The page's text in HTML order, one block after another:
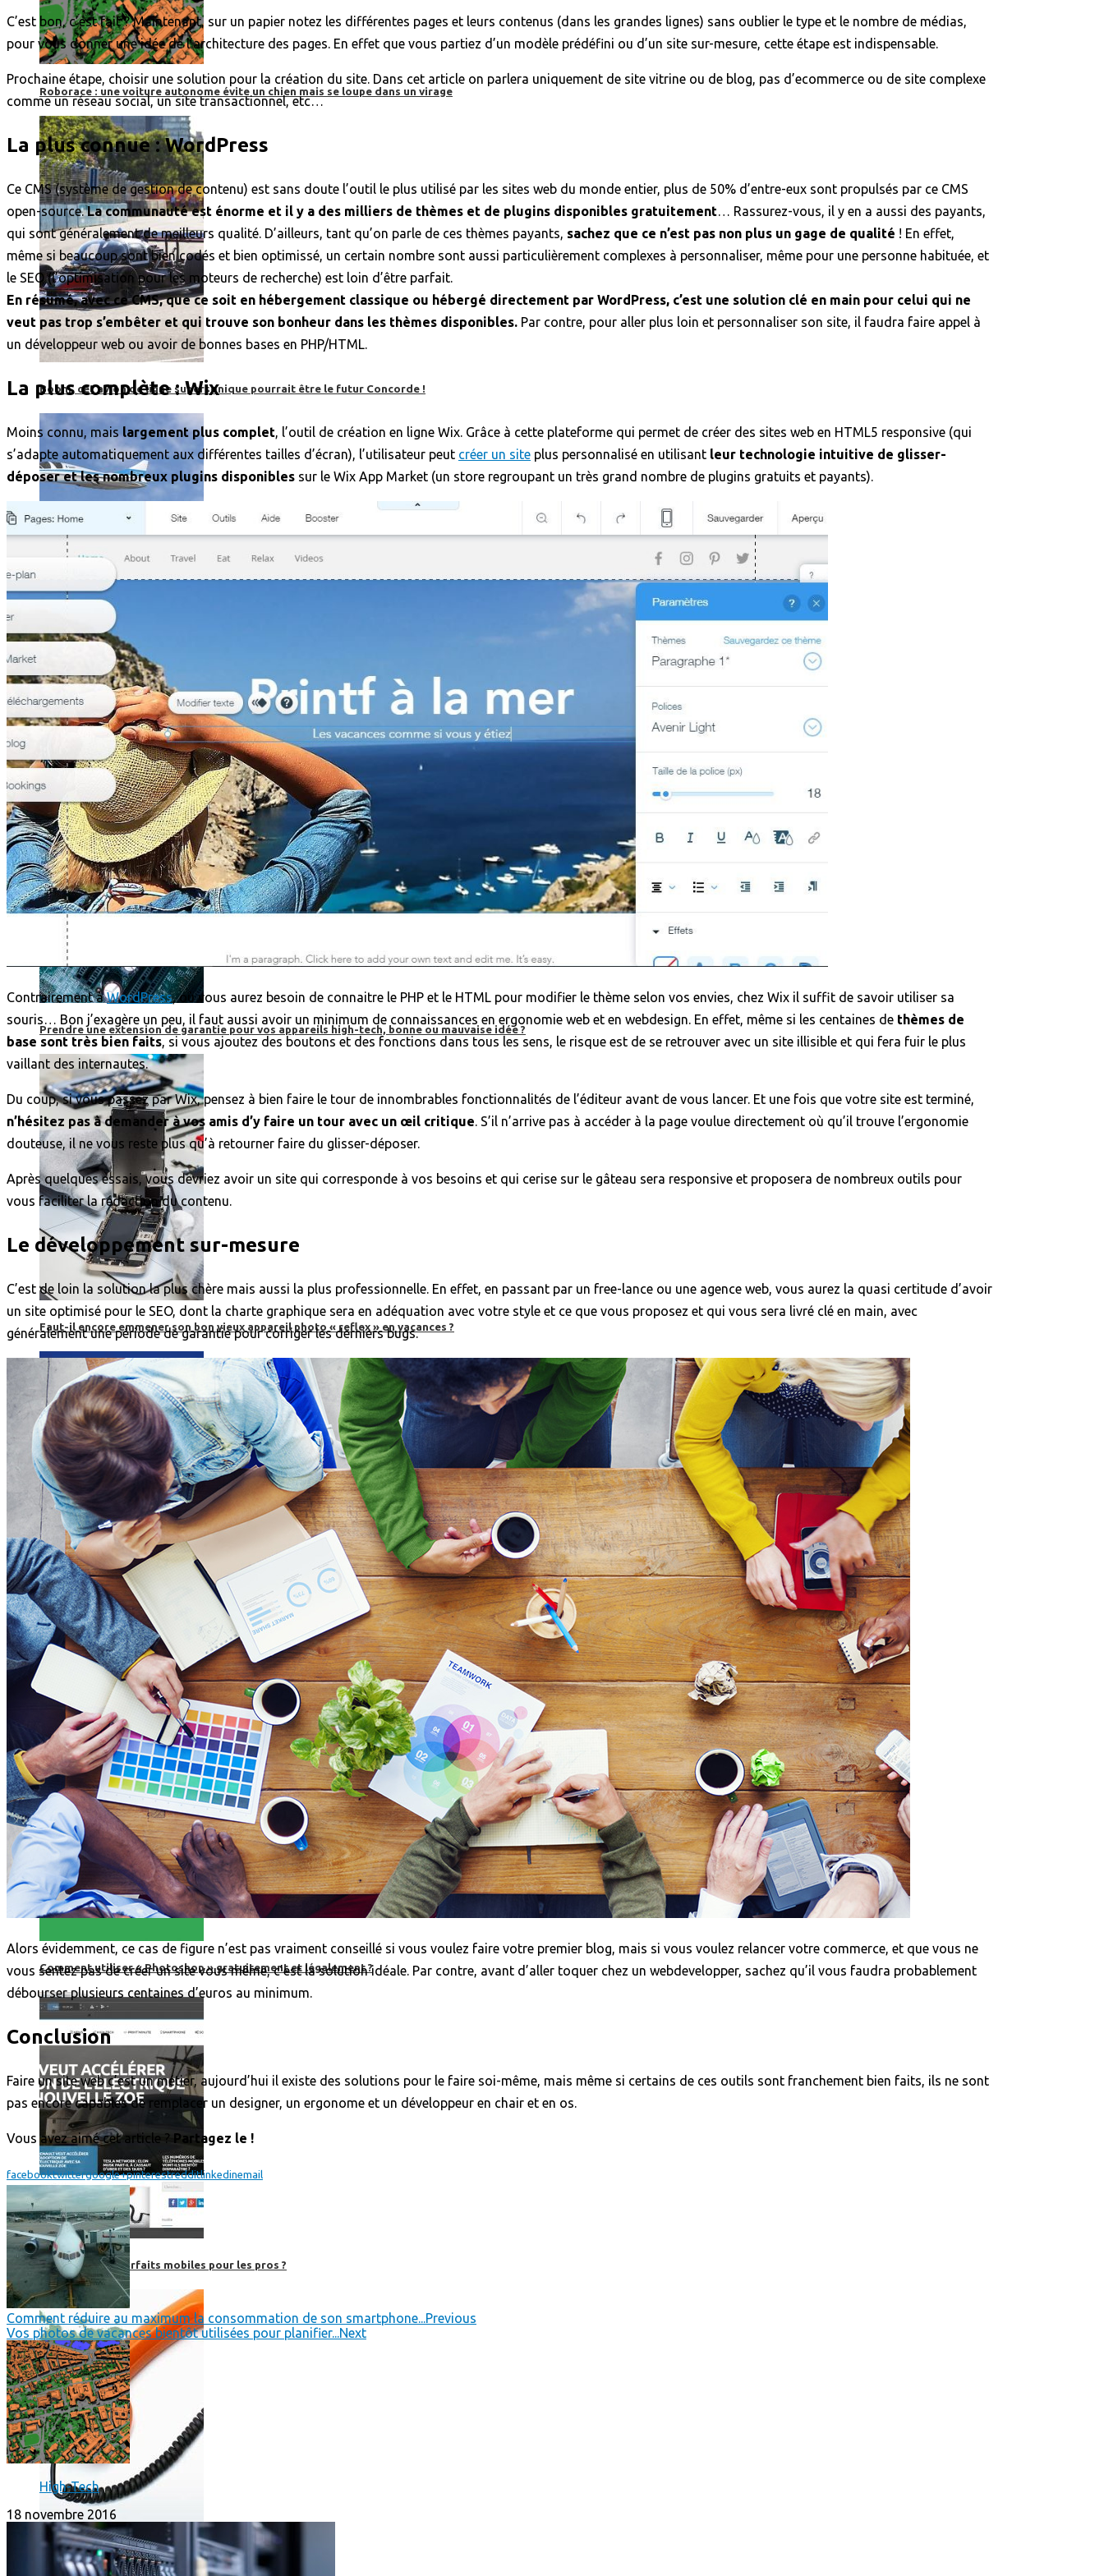
Roborace : une voiture autonome évite un chien mais se loupe dans un virage
Boom, cet avion de ligne supersonique pourrait être le futur Concorde !
High-Tech
Les circuits imprimés, le coeur de nos appareils électroniques, mais pas que…
Prendre une extension de garantie pour vos appareils high-tech, bonne ou mauvaise idée ?
Faut-il encore emmener son bon vieux appareil photo « reflex » en vacances ?
Print’Minute
Print'Minute
Pourquoi les outils de Google sont-ils devenus indispensables… Faute de mieux…
Comment utiliser « Photoshop » gratuitement et légalement ?
Où en sont les forfaits mobiles pour les pros ?
SmartPhone
C’est bon, c’est fait ? Maintenant, sur un papier notez les différentes pages et leurs contenus (dans les grandes lignes) sans oublier le type et le nombre de médias,
pour vous donner une idée de l’architecture des pages. En effet que vous partiez d’un modèle prédéfini ou d’un site sur-mesure, cette étape est indispensable.
Prochaine étape, choisir une solution pour la création du site. Dans cet article on parlera uniquement de site vitrine ou de blog, pas d’ecommerce ou de site complexe
comme un réseau social, un site transactionnel, etc…
La plus connue : WordPress
Ce CMS (système de gestion de contenu) est sans doute l’outil le plus utilisé par les sites web du monde entier, plus de 50% d’entre-eux sont propulsés par ce CMS
open-source.La communauté est énorme et il y a des milliers de thèmes et de plugins disponibles gratuitement… Rassurez-vous, il y en a aussi des payants,
qui sont généralement de meilleurs qualité. D’ailleurs, tant qu’on parle de ces thèmes payants, sachez que ce n’est pas non plus un gage de qualité ! En effet,
même si beaucoup sont bien codés et bien optimissé, un certain nombre sont aussi particulièrement complexes à personnaliser, même pour une personne habituée, et
le SEO (l’optimisation pour les moteurs de recherche) est loin d’être parfait.
En résumé, avec ce CMS, que ce soit en hébergement classique ou hébergé directement par WordPress, c’est une solution clé en main pour celui qui ne
veut pas trop s’embêter et qui trouve son bonheur dans les thèmes disponibles. Par contre, pour aller plus loin et personnaliser son site, il faudra faire appel à
un développeur web ou avoir de bonnes bases en PHP/HTML.
La plus complète : Wix
Moins connu, mais largement plus complet, l’outil de création en ligne Wix. Grâce à cette plateforme qui permet de créer des sites web en HTML5 responsive (qui
s’adapte automatiquement aux différentes tailles d’écran), l’utilisateur peut créer un site plus personnalisé en utilisant leur technologie intuitive de glisser-
déposer et les nombreux plugins disponibles sur le Wix App Market (un store regroupant un très grand nombre de plugins gratuits et payants).
Contrairement àWordPress, où vous aurez besoin de connaitre le PHP et le HTML pour modifier le thème selon vos envies, chez Wix il suffit de savoir utiliser sa
souris… Bon j’exagère un peu, il faut aussi avoir un minimum de connaissances en ergonomie web et en webdesign. En effet, même si les centaines de thèmes de
base sont très bien faits, si vous ajoutez des boutons et des fonctions dans tous les sens, le risque est de se retrouver avec un site illisible et qui fera fuir le plus
vaillant des internautes.
Du coup, si vous passez par Wix, pensez à bien faire le tour de innombrables fonctionnalités de l’éditeur avant de vous lancer. Et une fois que votre site est terminé,
n’hésitez pas à demander à vos amis d’y faire un tour avec un œil critique. S’il n’arrive pas à accéder à la page voulue directement où qu’il trouve l’ergonomie
douteuse, il ne vous reste plus qu’à retourner faire du glisser-déposer.
Après quelques essais, vous devriez avoir un site qui corresponde à vos besoins et qui cerise sur le gâteau sera responsive et proposera de nombreux outils pour
vous faciliter la rédaction du contenu.
Le développement sur-mesure
C’est de loin la solution la plus chère mais aussi la plus professionnelle. En effet, en passant par un free-lance ou une agence web, vous aurez la quasi certitude d’avoir
un site optimisé pour le SEO, dont la charte graphique sera en adéquation avec votre style et ce que vous proposez et qui vous sera livré clé en main, avec
généralement une période de garantie pour corriger les derniers bugs.
Alors évidemment, ce cas de figure n’est pas vraiment conseillé si vous voulez faire votre premier blog, mais si vous voulez relancer votre commerce, et que vous ne
vous sentez pas de créer un site vous même, c’est la solution idéale. Par contre, avant d’aller toquer chez un webdevelopper, sachez qu’il vous faudra probablement
débourser plusieurs centaines d’euros au minimum.
Conclusion
Faire un site web c’est un métier, aujourd’hui il existe des solutions pour le faire soi-même, mais même si certains de ces outils sont franchement bien faits, ils ne sont
pas encore capables de remplacer un designer, un ergonome et un développeur en chair et en os.
Vous avez aimé cet article ? Partagez le !
facebooktwittergoogle+pinterestredditlinkedinemail
Comment réduire au maximum la consommation de son smartphone... Previous
Vos photos de vacances bientôt utilisées pour planifier... Next
High-Tech
18 novembre 2016